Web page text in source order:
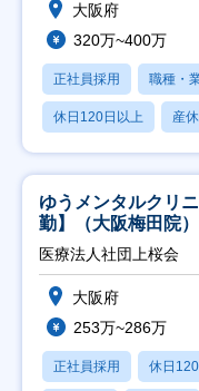
大阪府
320万~400万
正社員採用 職種・
休日120日以上 産
ゆうメンタルクリ
勤】（大阪梅田院）
医療法人社団上桜会
大阪府
253万~286万
正社員採用 休日